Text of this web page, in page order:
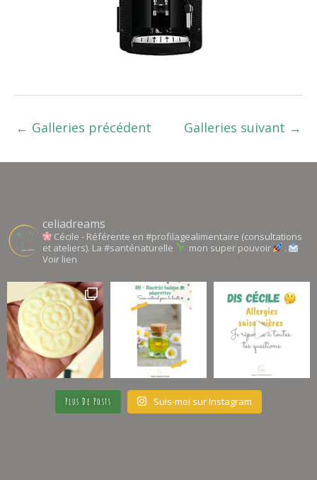
← Galleries précédent Galleries suivant →
celiadreams
Cécile - Référente en #profilagealimentaire (consultations
et ateliers). La #santénaturelle
mon super pouvoir
.
Voir lien
Plus De Posts Suis-moi sur Instagram